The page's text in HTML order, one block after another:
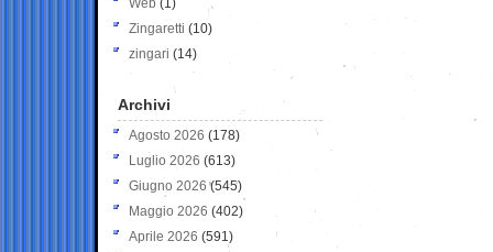
Web (1)
Zingaretti (10)
zingari (14)
Archivi
Agosto 2026 (178)
Luglio 2026 (613)
Giugno 2026 (545)
Maggio 2026 (402)
Aprile 2026 (591)